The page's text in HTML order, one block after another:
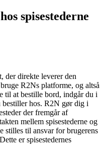
spisestederne
der direkte leverer den
R2Ns platforme, og altså
til at bestille bord, indgår du i
bestiller hos. R2N gør dig i
der fremgår af
mellem spisestederne og
stilles til ansvar for brugerens
er spisestedernes